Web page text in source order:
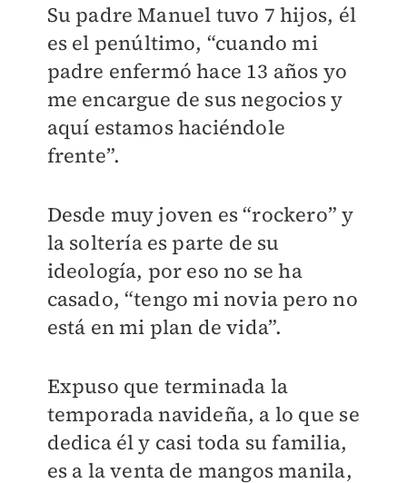
Su padre Manuel tuvo 7 hijos, él
es el penúltimo, “cuando mi
padre enfermó hace 13 años yo
me encargue de sus negocios y
aquí estamos haciéndole
frente”.
Desde muy joven es “rockero” y
la soltería es parte de su
ideología, por eso no se ha
casado, “tengo mi novia pero no
está en mi plan de vida”.
Expuso que terminada la
temporada navideña, a lo que se
dedica él y casi toda su familia,
es a la venta de mangos manila,